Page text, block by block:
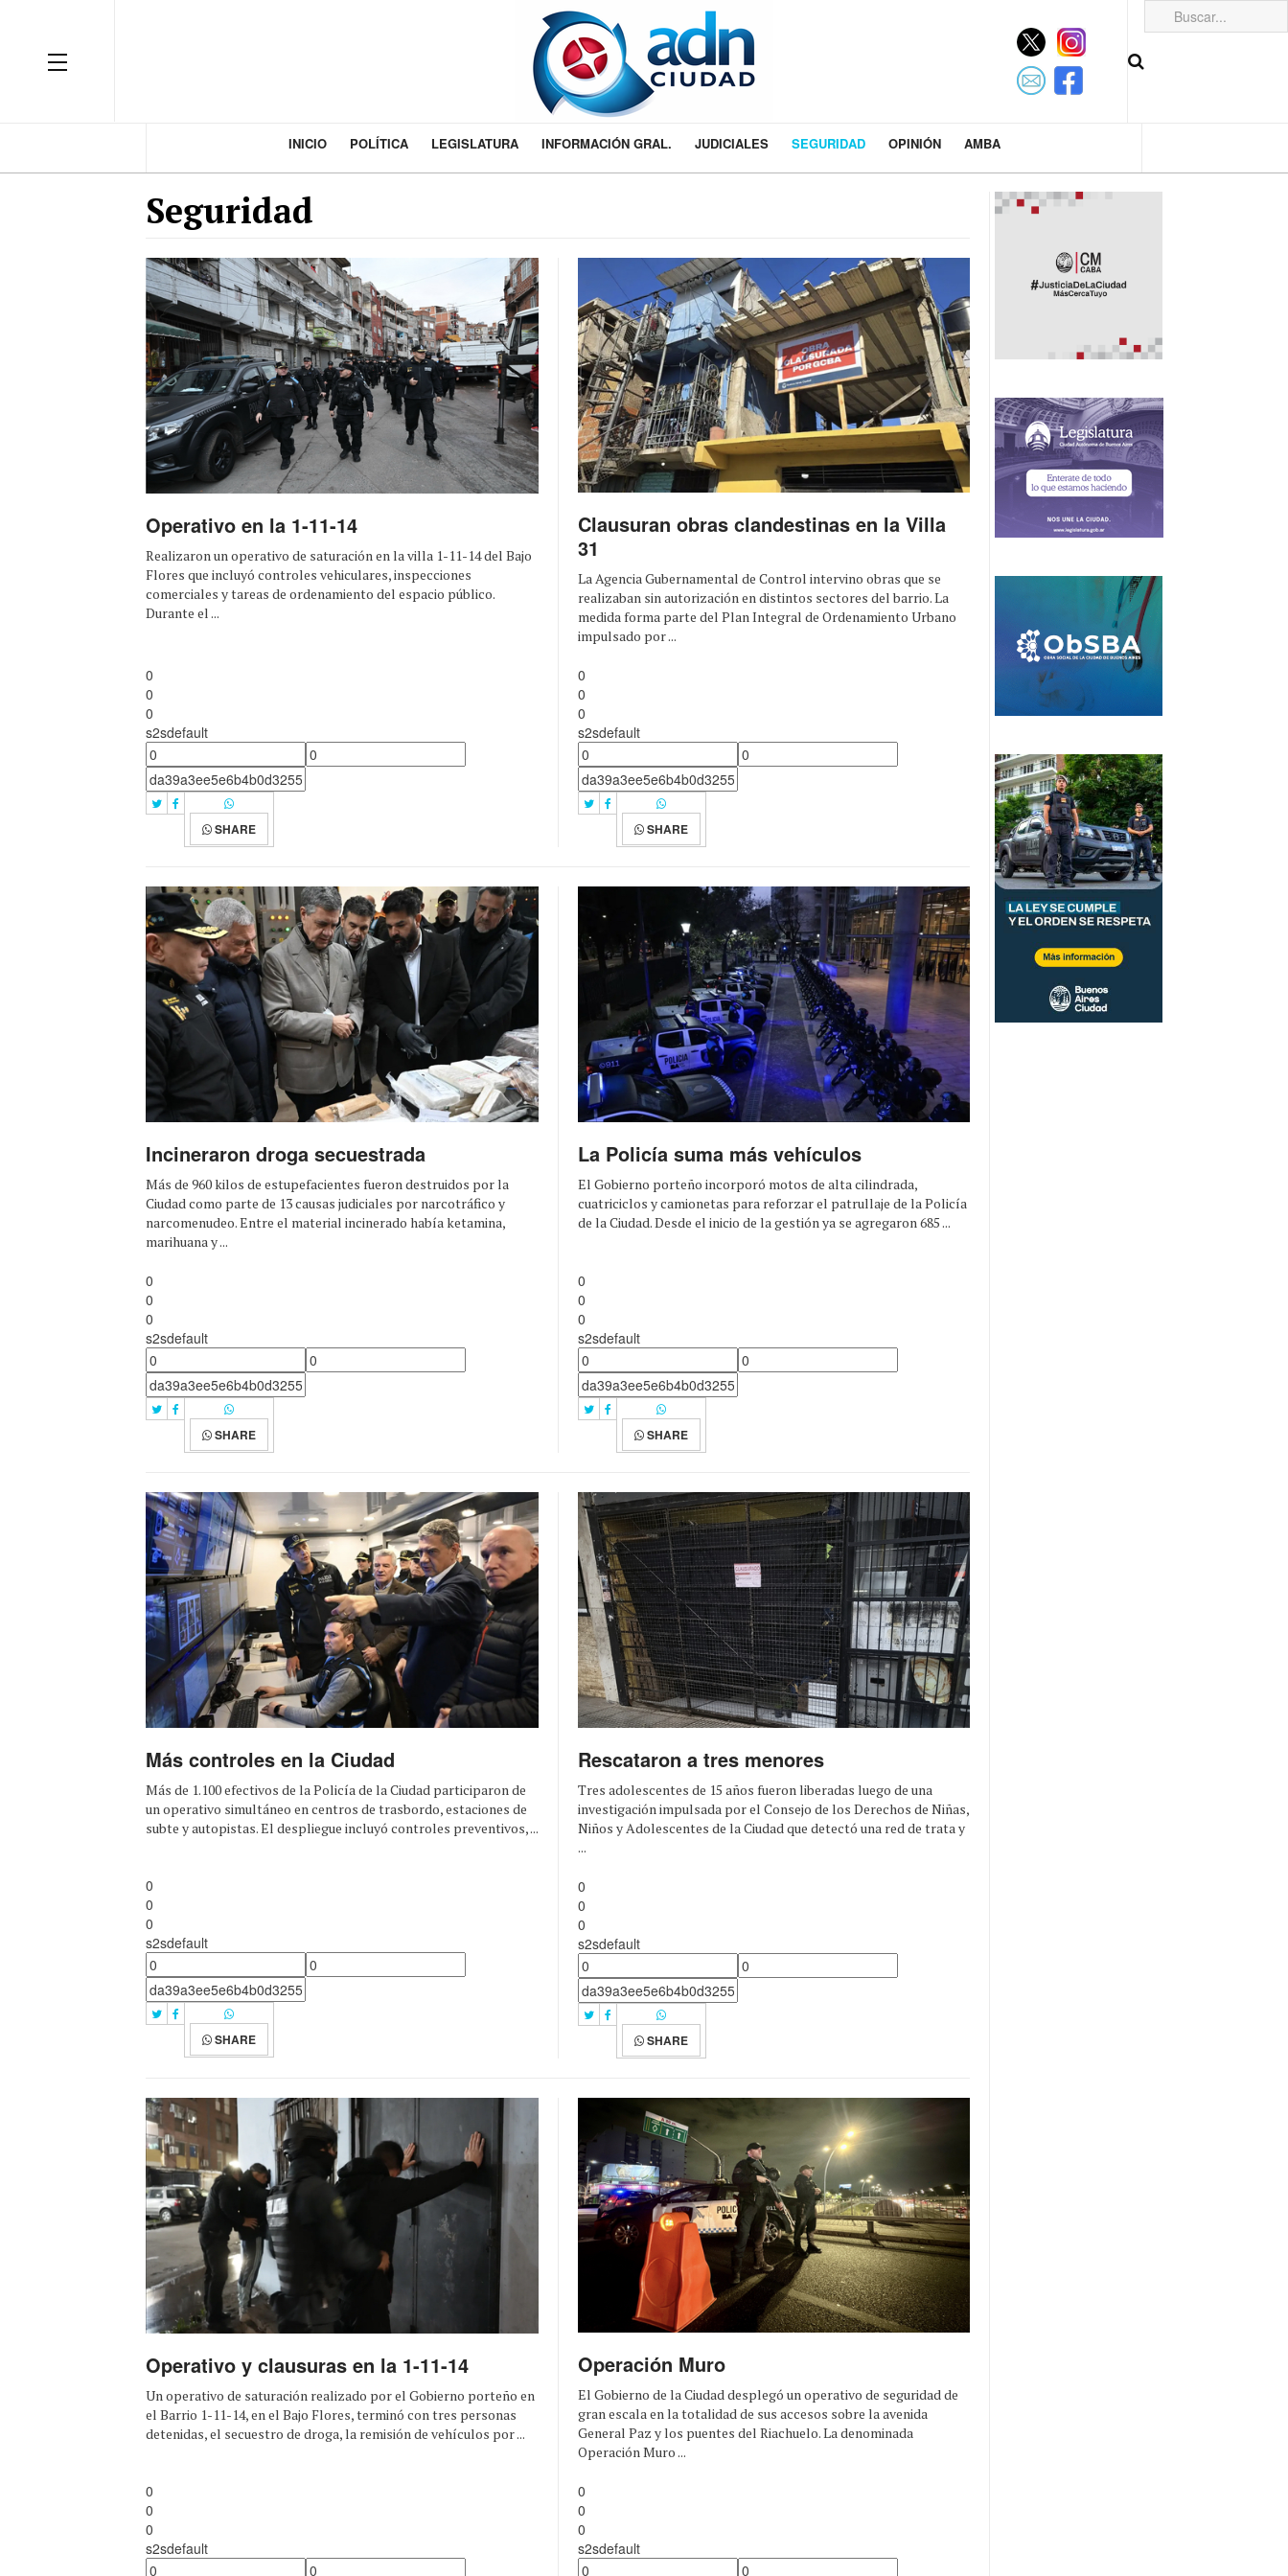
INICIO POLÍTICA LEGISLATURA INFORMACIÓN GRAL. JUDICIALES SEGURIDAD OPINIÓN AMBA
Seguridad
Operativo en la 1-11-14
Realizaron un operativo de saturación en la villa 1-11-14 del Bajo
Flores que incluyó controles vehiculares, inspecciones
comerciales y tareas de ordenamiento del espacio público.
Durante el ...
0
0
0
s2sdefault
SHARE
Clausuran obras clandestinas en la Villa
31
La Agencia Gubernamental de Control intervino obras que se
realizaban sin autorización en distintos sectores del barrio. La
medida forma parte del Plan Integral de Ordenamiento Urbano
impulsado por ...
0
0
0
s2sdefault
SHARE
Incineraron droga secuestrada
Más de 960 kilos de estupefacientes fueron destruidos por la
Ciudad como parte de 13 causas judiciales por narcotráfico y
narcomenudeo. Entre el material incinerado había ketamina,
marihuana y ...
0
0
0
s2sdefault
SHARE
La Policía suma más vehículos
El Gobierno porteño incorporó motos de alta cilindrada,
cuatriciclos y camionetas para reforzar el patrullaje de la Policía
de la Ciudad. Desde el inicio de la gestión ya se agregaron 685 ...
0
0
0
s2sdefault
SHARE
Más controles en la Ciudad
Más de 1.100 efectivos de la Policía de la Ciudad participaron de
un operativo simultáneo en centros de trasbordo, estaciones de
subte y autopistas. El despliegue incluyó controles preventivos, ...
0
0
0
s2sdefault
SHARE
Rescataron a tres menores
Tres adolescentes de 15 años fueron liberadas luego de una
investigación impulsada por el Consejo de los Derechos de Niñas,
Niños y Adolescentes de la Ciudad que detectó una red de trata y
...
0
0
0
s2sdefault
SHARE
Operativo y clausuras en la 1-11-14
Un operativo de saturación realizado por el Gobierno porteño en
el Barrio 1-11-14, en el Bajo Flores, terminó con tres personas
detenidas, el secuestro de droga, la remisión de vehículos por ...
0
0
0
s2sdefault
Operación Muro
El Gobierno de la Ciudad desplegó un operativo de seguridad de
gran escala en la totalidad de sus accesos sobre la avenida
General Paz y los puentes del Riachuelo. La denominada
Operación Muro ...
0
0
0
s2sdefault